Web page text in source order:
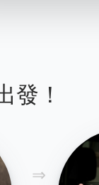
發！